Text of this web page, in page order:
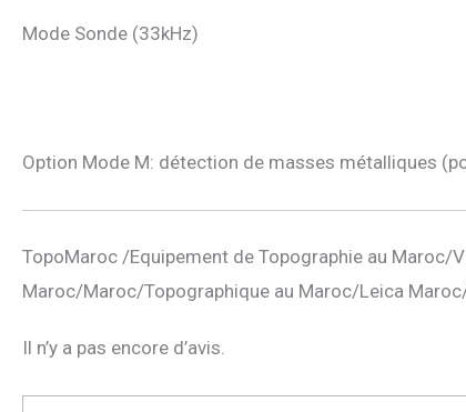
Mode Sonde (33kHz)
Option Mode M: détection de masses métalliques
TopoMaroc /Equipement de Topographie au Maroc/
Maroc/Maroc/Topographique au Maroc/Leica
Il n’y a pas encore d’avis.